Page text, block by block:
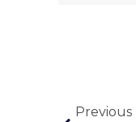
Previous